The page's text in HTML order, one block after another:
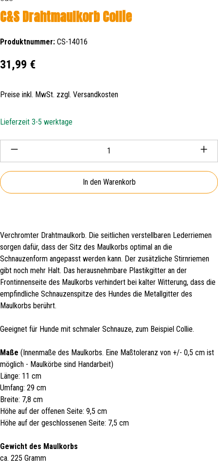
C&S Drahtmaulkorb Collie
Produktnummer: CS-14016
Regulärer Preis:
31,99 €
Preise inkl. MwSt. zzgl. Versandkosten
Lieferzeit 3-5 werktage
Produkt Anzahl: Gib den gewünschten Wert ein oder
In den Warenkorb
Verchromter Drahtmaulkorb. Die seitlichen verstellbaren Lederriemen
sorgen dafür, dass der Sitz des Maulkorbs optimal an die
Schnauzenform angepasst werden kann. Der zusätzliche Stirnriemen
gibt noch mehr Halt. Das herausnehmbare Plastikgitter an der
Frontinnenseite des Maulkorbs verhindert bei kalter Witterung, dass die
empfindliche Schnauzenspitze des Hundes die Metallgitter des
Maulkorbs berührt.
Geeignet für Hunde mit schmaler Schnauze, zum Beispiel Collie.
Maße (Innenmaße des Maulkorbs. Eine Maßtoleranz von +/- 0,5 cm ist
möglich - Maulkörbe sind Handarbeit)
Länge: 11 cm
Umfang: 29 cm
Breite: 7,8 cm
Höhe auf der offenen Seite: 9,5 cm
Höhe auf der geschlossenen Seite: 7,5 cm
Gewicht des Maulkorbs
ca. 225 Gramm